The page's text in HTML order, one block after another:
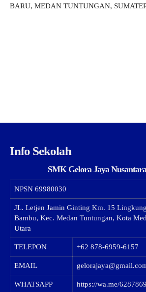
BARU, MEDAN TUNTUNGAN,
Info Sekolah
SMK Gelora Jaya
NPSN 69980030
JL. Letjen Jamin Ginting Km. 15
Bambu, Kec. Medan Tuntungan, Kota
Utara
TELEPON +62 878-6959-6157
EMAIL
WHATSAPP https://wa.me/